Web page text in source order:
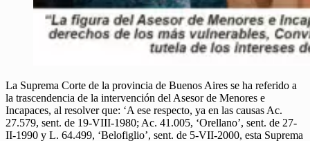
La Suprema Corte de la provincia de Buenos Aires se ha referido a
la trascendencia de la intervención del Asesor de Menores e
Incapaces, al resolver que: ‘A ese respecto, ya en las causas Ac.
27.579, sent. de 19-VIII-1980; Ac. 41.005, ‘Orellano’, sent. de 27-
II-1990 y L. 64.499, ‘Belofiglio’, sent. de 5-VII-2000, esta Suprema